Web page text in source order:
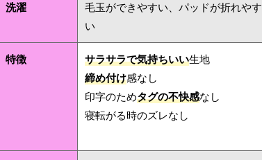
洗濯
毛玉ができやすい、パッドが折れやす
い
特徴 サラサラで気持ちいい生地
締め付け感なし
印字のためタグの不快感なし
寝転がる時のズレなし